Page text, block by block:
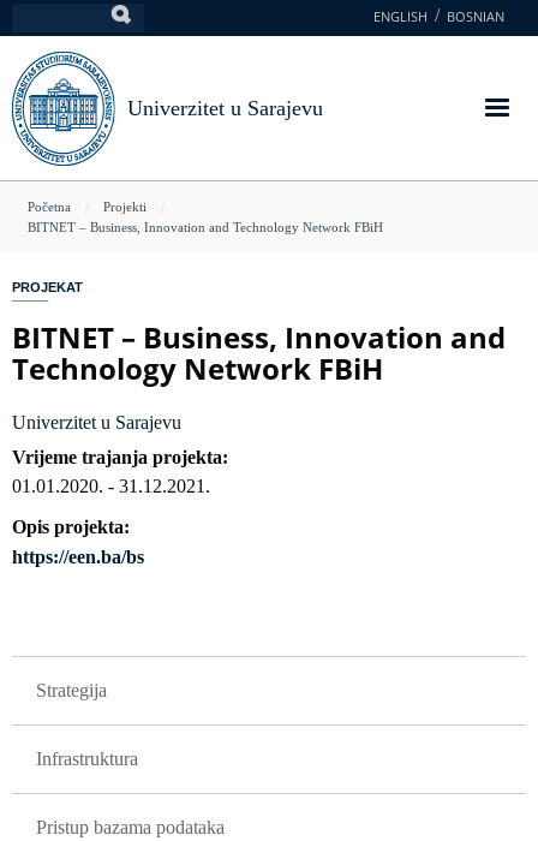
na
glavni
sadržaj
ENGLISH BOSNIAN
Univerzitet u Sarajevu
You
here
Početna
Projekti
BITNET – Business, Innovation and Technology Network FBiH
PROJEKAT
BITNET – Business, Innovation and
Technology Network FBiH
Univerzitet u Sarajevu
Vrijeme trajanja projekta
01.01.2020. - 31.12.2021.
Opis projekta
https://een.ba/bs
Strategija
Infrastruktura
Pristup bazama podataka